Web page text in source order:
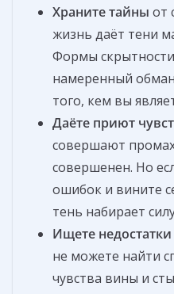
Храните тайны от
жизнь даёт тени
Формы
намеренный
того, кем вы
Даёте приют
совершают
совершенен. Но
ошибок и вините
тень набирает
Ищете недостатки
не можете найти
чувства вины и